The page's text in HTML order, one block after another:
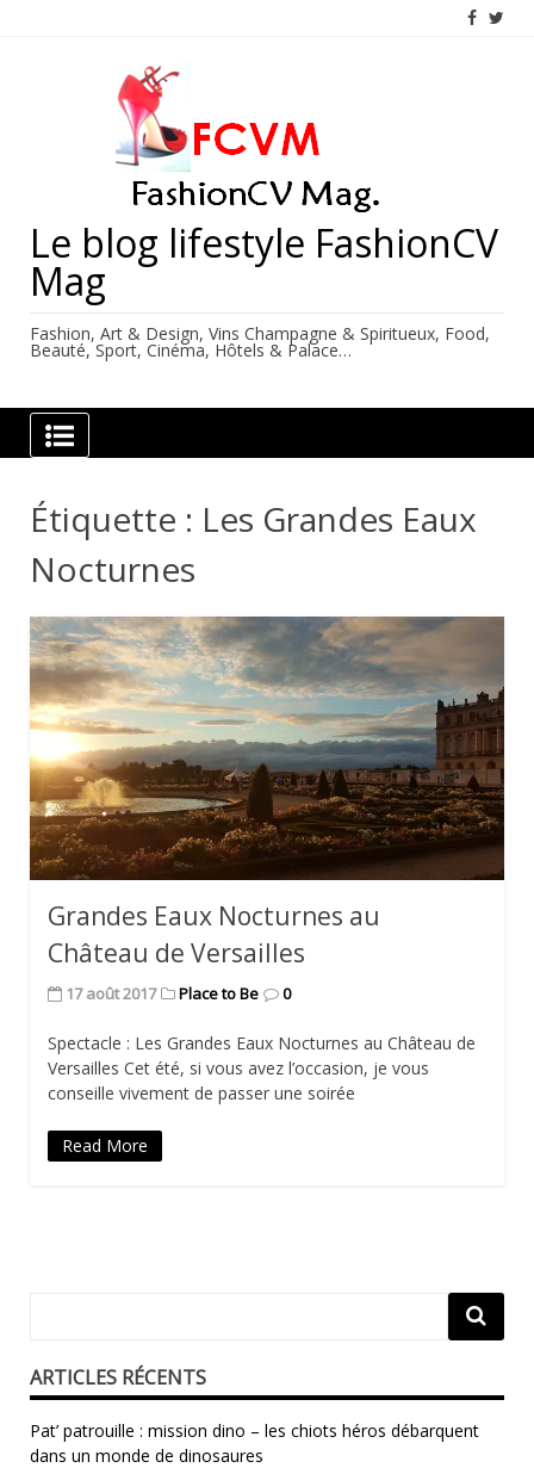
Le blog lifestyle FashionCV
Mag
Fashion, Art & Design, Vins Champagne & Spiritueux, Food,
Beauté, Sport, Cinéma, Hôtels & Palace…
Étiquette : Les Grandes Eaux
Nocturnes
Grandes Eaux Nocturnes au
Château de Versailles
17 août 2017 Place to Be 0
Spectacle : Les Grandes Eaux Nocturnes au Château de
Versailles Cet été, si vous avez l’occasion, je vous
conseille vivement de passer une soirée
Read More
ARTICLES RÉCENTS
Pat’ patrouille : mission dino – les chiots héros débarquent
dans un monde de dinosaures